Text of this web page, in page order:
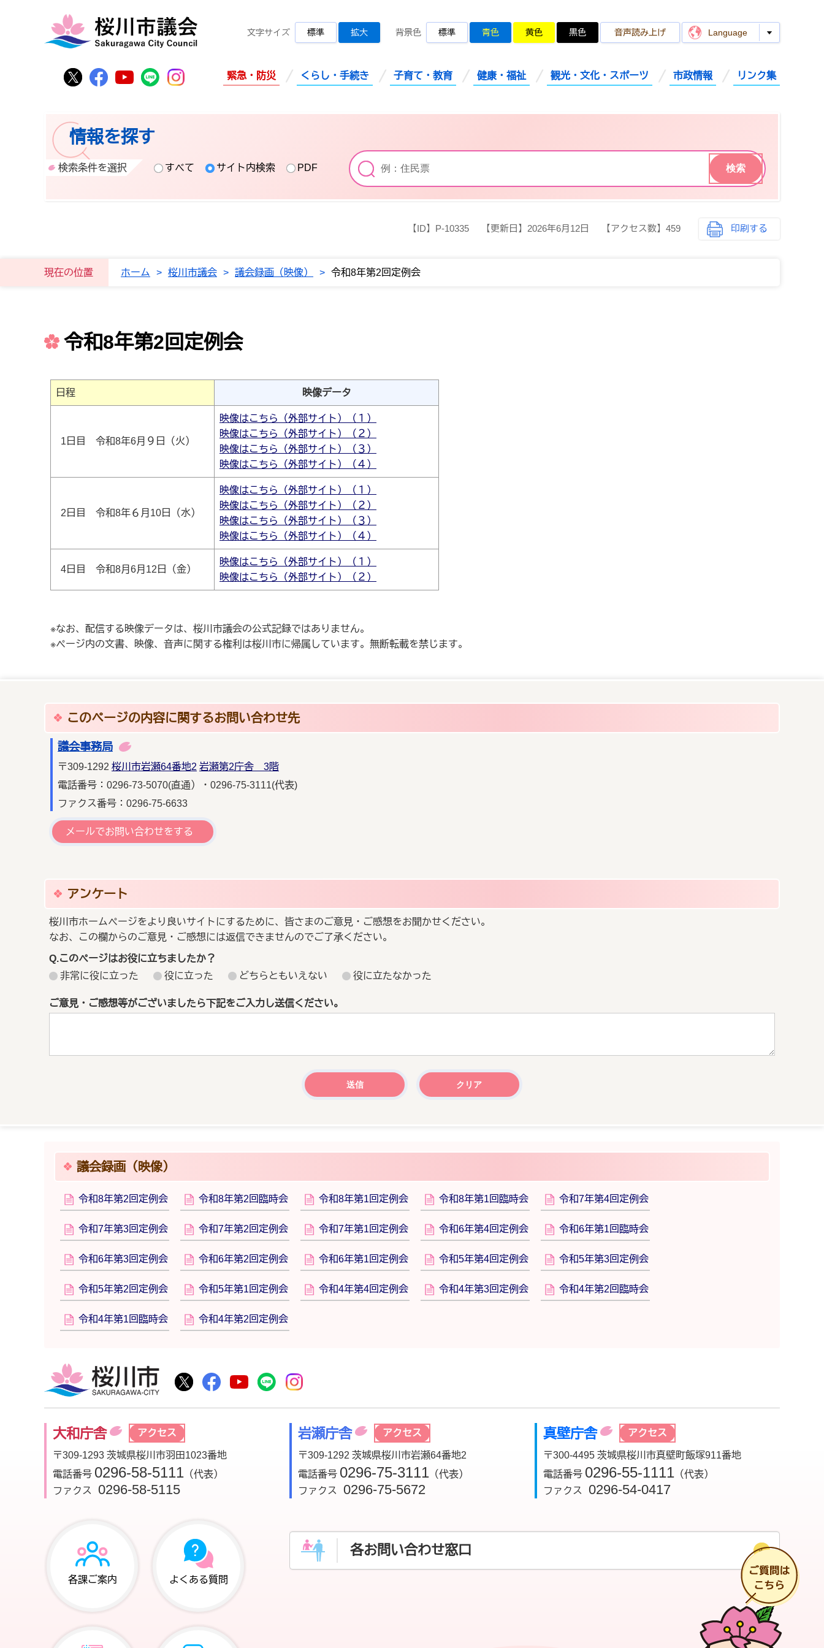
桜川市公式Twitter
桜川市公式Facebook
桜川市公式YouTube
桜川市公式LINE
Instagram
文字サイズ 標準 拡大 背景色 標準 青色 黄色 黒色 音声読み上げ Language
緊急・防災 くらし・手続き 子育て・教育 健康・福祉 観光・文化・スポーツ 市政情報 リンク集
情報を探す
検索条件を選択 すべて サイト内検索 PDF
【ID】 P-10335 【更新日】 2026年6月12日 【アクセス数】 459 印刷する
現在の位置 ホーム > 桜川市議会 > 議会録画（映像） > 令和8年第2回定例会
令和8年第2回定例会
日程 映像データ
1日目 令和8年6月９日（火）
映像はこちら（外部サイト）（１）
映像はこちら（外部サイト）（２）
映像はこちら（外部サイト）（３）
映像はこちら（外部サイト）（４）
2日目 令和8年６月10日（水）
映像はこちら（外部サイト）（１）
映像はこちら（外部サイト）（２）
映像はこちら（外部サイト）（３）
映像はこちら（外部サイト）（４）
4日目 令和8月6月12日（金）
映像はこちら（外部サイト）（１）
映像はこちら（外部サイト）（２）
※なお、配信する映像データは、桜川市議会の公式記録ではありません。
※ページ内の文書、映像、音声に関する権利は桜川市に帰属しています。無断転載を禁じます。
このページの内容に関するお問い合わせ先
議会事務局
〒309-1292 桜川市岩瀬64番地2 岩瀬第2庁舎 3階
電話番号：0296-73-5070(直通）・0296-75-3111(代表)
ファクス番号：0296-75-6633
メールでお問い合わせをする
アンケート
桜川市ホームページをより良いサイトにするために、皆さまのご意見・ご感想をお聞かせください。
なお、この欄からのご意見・ご感想には返信できませんのでご了承ください。
Q.このページはお役に立ちましたか？
非常に役に立った
役に立った どちらともいえない 役に立たなかった
ご意見・ご感想等がございましたら下記をご入力し送信ください。
議会録画（映像）
令和8年第2回定例会 令和8年第2回臨時会 令和8年第1回定例会 令和8年第1回臨時会 令和7年第4回定例会
令和7年第3回定例会 令和7年第2回定例会 令和7年第1回定例会 令和6年第4回定例会 令和6年第1回臨時会
令和6年第3回定例会 令和6年第2回定例会 令和6年第1回定例会 令和5年第4回定例会 令和5年第3回定例会
令和5年第2回定例会 令和5年第1回定例会 令和4年第4回定例会 令和4年第3回定例会 令和4年第2回臨時会
令和4年第1回臨時会 令和4年第2回定例会
桜川市公式Twitter
桜川市公式Facebook
桜川市公式YouTube
桜川市公式LINE
大和庁舎 アクセス
〒309-1293 茨城県桜川市羽田1023番地
電話番号 0296-58-5111 （代表）
ファクス
0296-58-5115
岩瀬庁舎 アクセス
〒309-1292 茨城県桜川市岩瀬64番地2
電話番号 0296-75-3111 （代表）
ファクス
0296-75-5672
真壁庁舎 アクセス
〒300-4495 茨城県桜川市真壁町飯塚911番地
電話番号 0296-55-1111 （代表）
ファクス
0296-54-0417
各課ご案内 よくある質問
各お問い合わせ窓口